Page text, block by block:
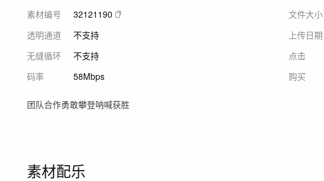
素材编号
32121190
透明通道
不支持
无缝循环
不支持
码率
58Mbps
文件大小
上传日期
点击
购买
团队合作勇敢攀登呐喊获胜
素材配乐